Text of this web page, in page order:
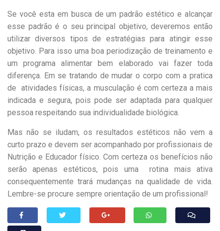
Se você esta em busca de um padrão estético e alcançar
esse padrão é o seu principal objetivo, deveremos então
utilizar diversos tipos de estratégias para atingir esse
objetivo. Para isso uma boa periodização de treinamento e
um programa alimentar bem elaborado vai fazer toda
diferença. Em se tratando de mudar o corpo com a pratica
de atividades físicas, a musculação é com certeza a mais
indicada e segura, pois pode ser adaptada para qualquer
pessoa respeitando sua individualidade biológica.
Mas não se iludam, os resultados estéticos não vem a
curto prazo e devem ser acompanhado por profissionais de
Nutrição e Educador físico. Com certeza os benefícios não
serão apenas estéticos, pois uma rotina mais ativa
consequentemente trará mudanças na qualidade de vida.
Lembre-se procure sempre orientação de um profissional!